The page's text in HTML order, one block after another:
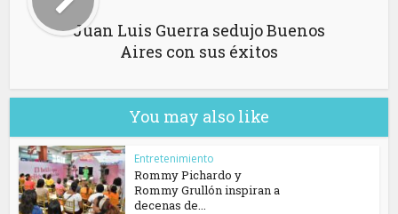
Juan Luis Guerra sedujo Buenos
Aires con sus éxitos
You may also like
Entretenimiento
Rommy Pichardo y
Rommy Grullón inspiran a
decenas de...